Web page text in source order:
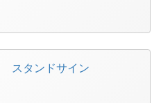
スタンドサイン